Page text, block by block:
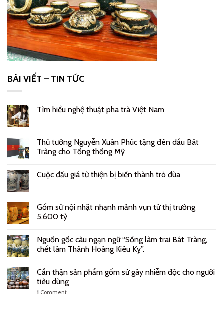
BÀI VIẾT – TIN TỨC
Tìm hiểu nghệ thuật pha trà Việt Nam
Thủ tướng Nguyễn Xuân Phúc tặng đèn dầu Bát
Tràng cho Tổng thống Mỹ
Cuộc đấu giá từ thiện bị biến thành trò đùa
Gốm sứ nội nhặt nhạnh mảnh vụn từ thị trường
5.600 tỷ
Nguồn gốc câu ngạn ngữ “Sống làm trai Bát Tràng,
chết làm Thành Hoàng Kiêu Kỵ”.
Cẩn thận sản phẩm gốm sứ gây nhiễm độc cho người
tiêu dùng
1 Comment